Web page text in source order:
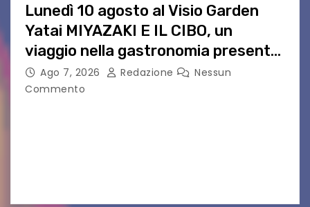
Lunedì 10 agosto al Visio Garden
Yatai MIYAZAKI E IL CIBO, un
viaggio nella gastronomia presente
nei film di Hayao Miyazaki!
Ago 7, 2026 Redazione
Nessun
Commento